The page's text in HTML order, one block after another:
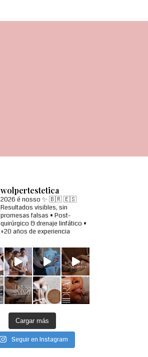
wolpertestetica
2026 é nosso ✨ 🇧🇷 🇪🇸
Resultados visibles, sin
promesas falsas • Post-
quirúrgico & drenaje linfático •
+20 años de experiencia
Cargar más
Seguir en Instagram